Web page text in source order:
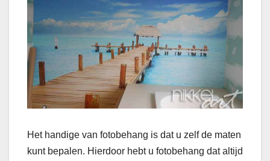
Het handige van fotobehang is dat u zelf de maten
kunt bepalen. Hierdoor hebt u fotobehang dat altijd